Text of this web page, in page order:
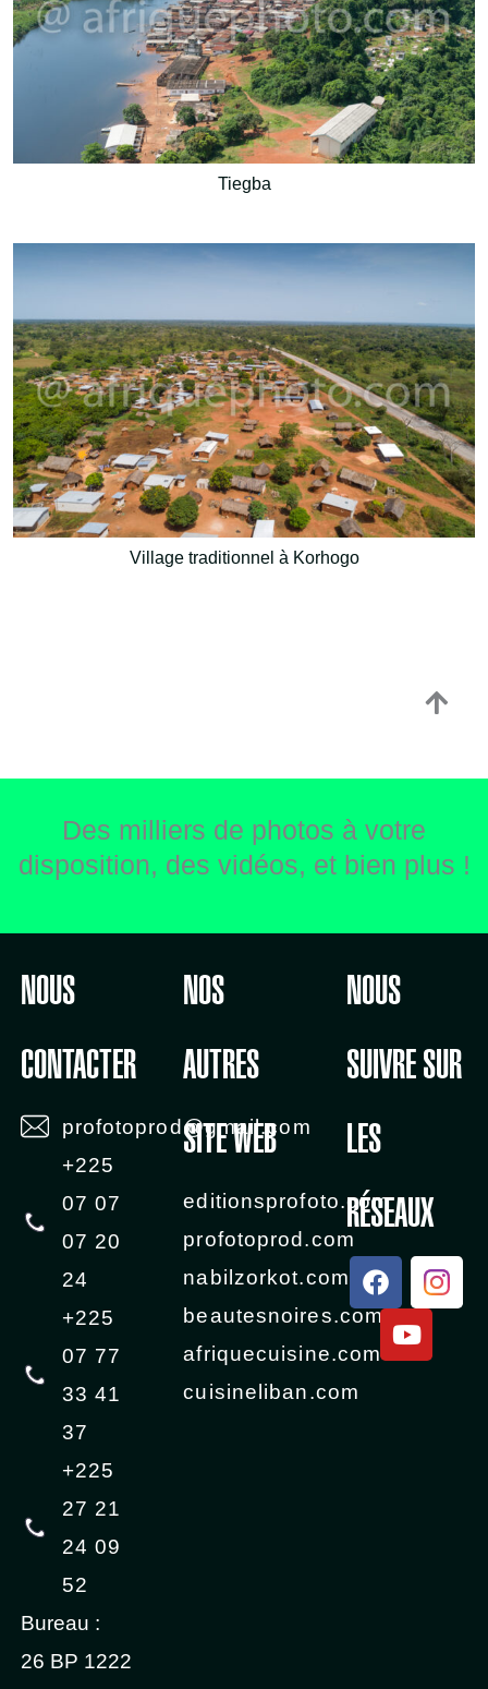
Tiegba
Village traditionnel à Korhogo
Des milliers de photos à votre
disposition, des vidéos, et bien plus !
NOUS
CONTACTER
profotoprod@gmail.com
+225
07 07
07 20
24
+225
07 77
33 41
37
+225
27 21
24 09
52
Bureau :
26 BP 1222
NOS
AUTRES
SITE WEB
editionsprofoto.com
profotoprod.com
nabilzorkot.com
beautesnoires.com
afriquecuisine.com
cuisineliban.com
NOUS
SUIVRE SUR
LES
RÉSEAUX
F
a
c
e
Y
u
t